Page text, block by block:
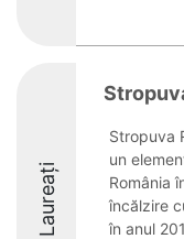
Laureați
Stropuva
un
România
încălzire
în anul